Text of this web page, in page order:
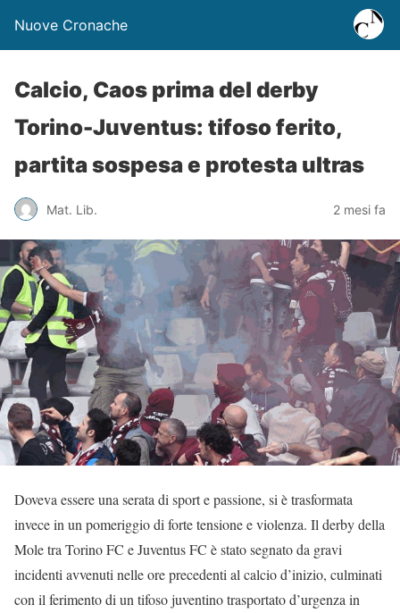
Nuove Cronache
Calcio, Caos prima del derby
Torino-Juventus: tifoso ferito,
partita sospesa e protesta ultras
Mat. Lib. 2 mesi fa
Doveva essere una serata di sport e passione, si è trasformata
invece in un pomeriggio di forte tensione e violenza. Il derby della
Mole tra Torino FC e Juventus FC è stato segnato da gravi
incidenti avvenuti nelle ore precedenti al calcio d’inizio, culminati
con il ferimento di un tifoso juventino trasportato d’urgenza in